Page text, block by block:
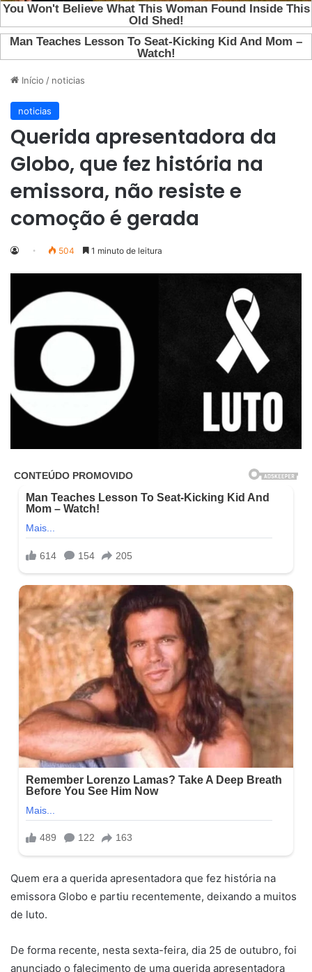
Início / noticias
noticias
Querida apresentadora da
Globo, que fez história na
emissora, não resiste e
comoção é gerada
504 1 minuto de leitura
Quem era a querida apresentadora que fez história na
emissora Globo e partiu recentemente, deixando a muitos
de luto.
De forma recente, nesta sexta-feira, dia 25 de outubro, foi
anunciado o falecimento de uma querida apresentadora